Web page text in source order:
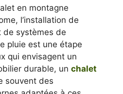
en montagne
l’installation de
de systèmes de
pluie est une étape
qui envisagent un
durable, un chalet
souvent des